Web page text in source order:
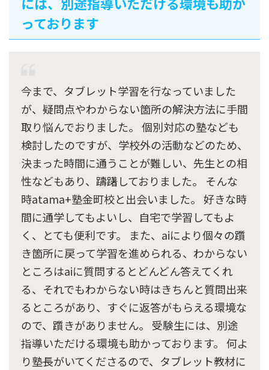
っております
今まで、タブレット学習を行なっていました
が、疑問点やわからない箇所の解決方法に手間
取り悩んでおりました。 個別対応の塾なども
検討したのですが、学校外の活動などのため、
決まった時間に通うことが難しい、先生との相
性などもあり、躊躇しておりました。 そんな
時atama+塾金町校と出会いました。 好きな時
間に通学してもよいし、自宅で学習してもよ
く、とても便利です。 また、aiにより個々の躓
き箇所に戻って学習を進められる、わからない
ところはaiに質問するとどんどん答えてくれ
る、それでもわからない時はきちんと質問出来
るところがあり、すぐに返答がもらえる環境な
ので、躓きがありません。 受験生には、別途
指導いただける環境も助かっております。 何よ
り塾長がいてくださるので、タブレット教材に